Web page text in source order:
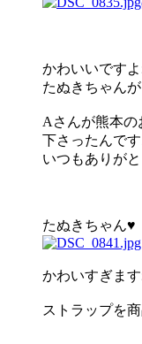
かわいいです
たぬきちゃんが
Aさんが熊本の
下さったんです
いつもありが
たぬきちゃん♥
かわいすぎま
ストラップを